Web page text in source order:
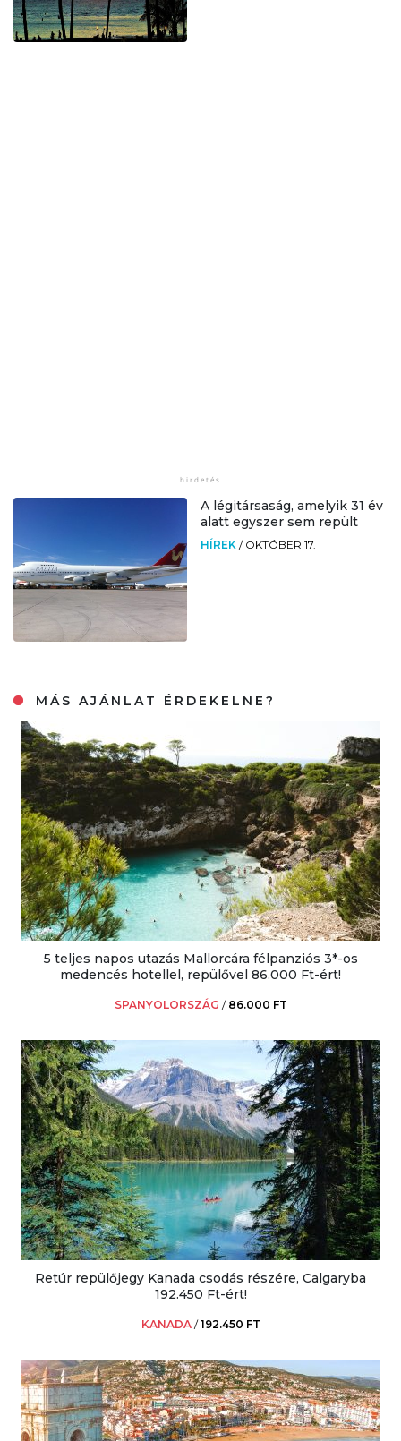
A légitársaság, amelyik 31 év
alatt egyszer sem repült
HÍREK / OKTÓBER 17.
MÁS AJÁNLAT ÉRDEKELNE?
5 teljes napos utazás Mallorcára félpanziós 3*-os
medencés hotellel, repülővel 86.000 Ft-ért!
SPANYOLORSZÁG / 86.000 FT
Retúr repülőjegy Kanada csodás részére, Calgaryba
192.450 Ft-ért!
KANADA /192.450 FT